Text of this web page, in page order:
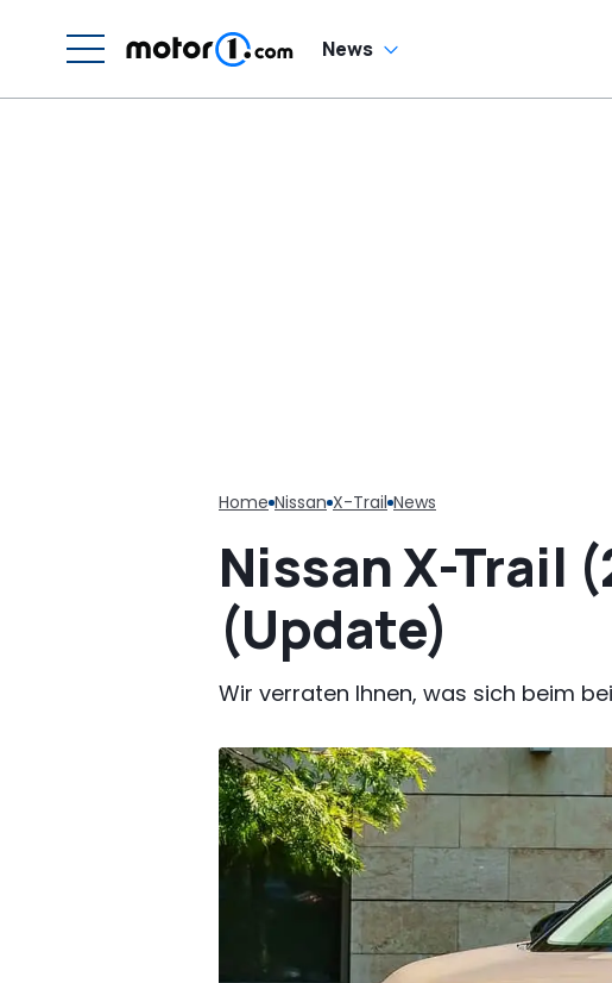
News
Home Nissan X-Trail News
Nissan X-Trail
(Update)
Wir verraten Ihnen, was sich beim